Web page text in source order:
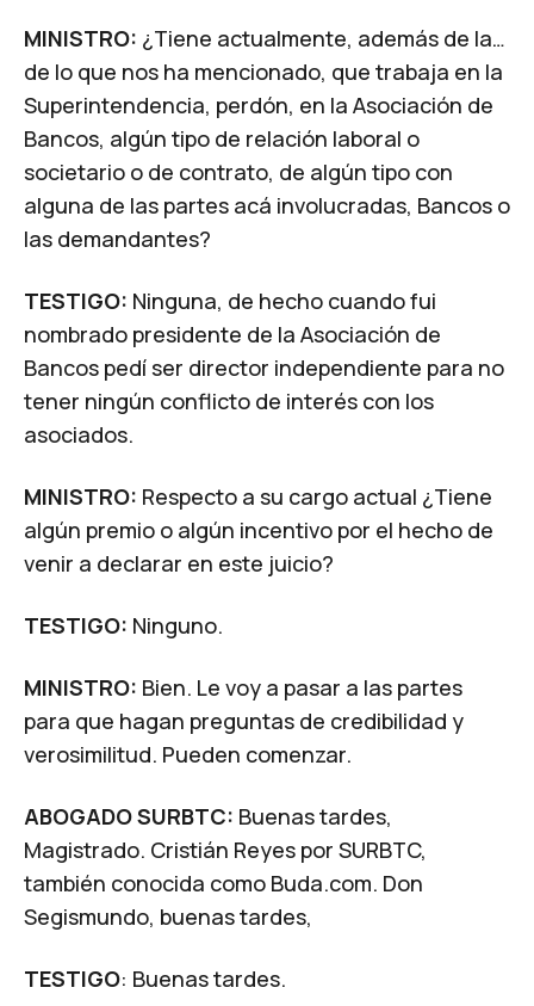
MINISTRO: ¿Tiene actualmente, además de la…
de lo que nos ha mencionado, que trabaja en la
Superintendencia, perdón, en la Asociación de
Bancos, algún tipo de relación laboral o
societario o de contrato, de algún tipo con
alguna de las partes acá involucradas, Bancos o
las demandantes?
TESTIGO: Ninguna, de hecho cuando fui
nombrado presidente de la Asociación de
Bancos pedí ser director independiente para no
tener ningún conflicto de interés con los
asociados.
MINISTRO: Respecto a su cargo actual ¿Tiene
algún premio o algún incentivo por el hecho de
venir a declarar en este juicio?
TESTIGO: Ninguno.
MINISTRO: Bien. Le voy a pasar a las partes
para que hagan preguntas de credibilidad y
verosimilitud. Pueden comenzar.
ABOGADO SURBTC: Buenas tardes,
Magistrado. Cristián Reyes por SURBTC,
también conocida como Buda.com. Don
Segismundo, buenas tardes,
TESTIGO: Buenas tardes.